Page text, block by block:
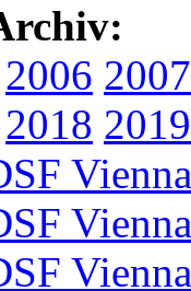
2006 2007
2018 2019